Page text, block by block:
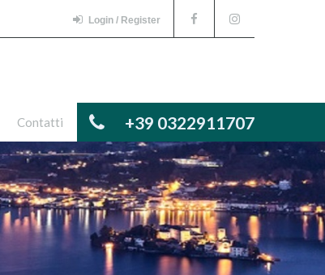
Login / Register
+39 0322911707
Contatti